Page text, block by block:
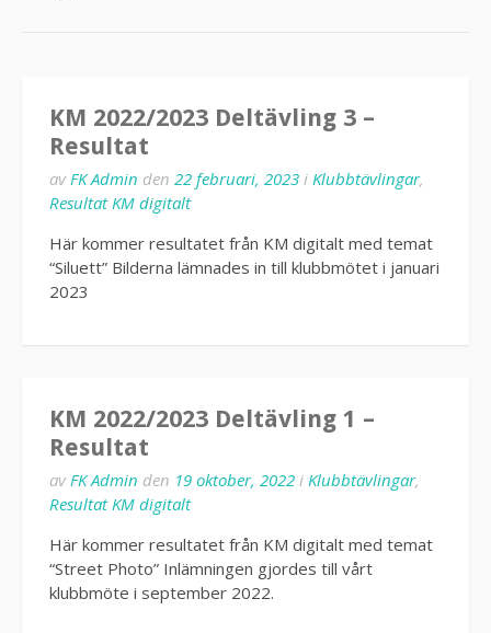
KM 2022/2023 Deltävling 3 –
Resultat
avFK Admin den 22 februari, 2023 i Klubbtävlingar,
Resultat KM digitalt
Här kommer resultatet från KM digitalt med temat
“Siluett” Bilderna lämnades in till klubbmötet i januari
2023
KM 2022/2023 Deltävling 1 –
Resultat
av FK Admin den 19 oktober, 2022 i Klubbtävlingar,
Resultat KM digitalt
Här kommer resultatet från KM digitalt med temat
“Street Photo” Inlämningen gjordes till vårt
klubbmöte i september 2022.